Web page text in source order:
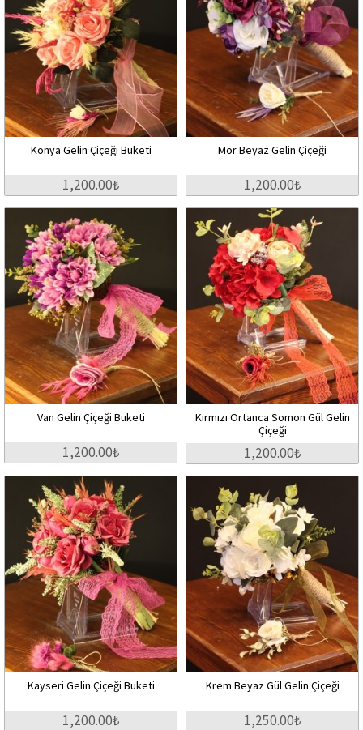
Konya Gelin Çiçeği Buketi
1,200.00₺
Mor Beyaz Gelin Çiçeği
1,200.00₺
Van Gelin Çiçeği Buketi
1,200.00₺
Kırmızı Ortanca Somon Gül Gelin
Çiçeği
1,200.00₺
Kayseri Gelin Çiçeği Buketi
1,200.00₺
Krem Beyaz Gül Gelin Çiçeği
1,250.00₺